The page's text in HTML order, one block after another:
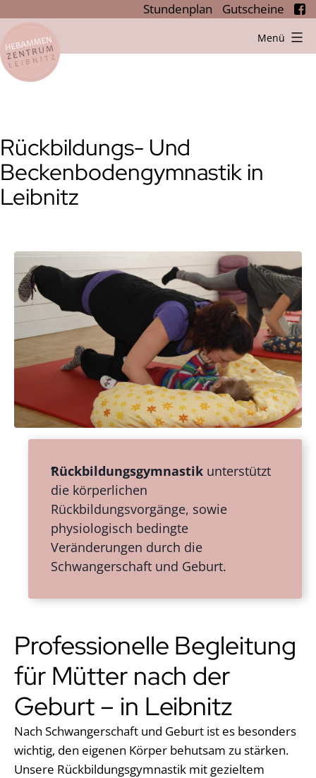
Stundenplan
Gutscheine
Zum
Inhalt
springen
Hebammenzentrum
Leibnitz
Menü
Rückbildungs- Und
Beckenbodengymnastik in
Leibnitz
Rückbildungsgymnastik unterstützt
die körperlichen
Rückbildungsvorgänge, sowie
physiologisch bedingte
Veränderungen durch die
Schwangerschaft und Geburt.
Professionelle Begleitung
für Mütter nach der
Geburt – in Leibnitz
Nach Schwangerschaft und Geburt ist es besonders
wichtig, den eigenen Körper behutsam zu stärken.
Unsere Rückbildungsgymnastik mit gezieltem